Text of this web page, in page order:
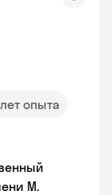
опыта
М.